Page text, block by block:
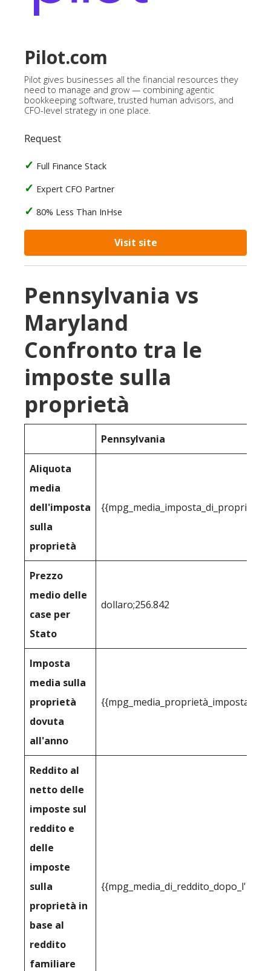
Pilot.com
Pilot gives businesses all the financial resources they
need to manage and grow — combining agentic
bookkeeping software, trusted human advisors, and
CFO-level strategy in one place.
Request
Full Finance Stack
Expert CFO Partner
80% Less Than InHse
Visit site
Pennsylvania vs
Maryland
Confronto tra le
imposte sulla
proprietà
Pennsylvania
Aliquota
media
dell'imposta
sulla
proprietà
Prezzo
medio delle
case per
Stato
dollaro;256.842
Imposta
media sulla
proprietà
dovuta
all'anno
Reddito al
netto delle
imposte sul
reddito e
delle
imposte
sulla
proprietà in
base al
reddito
familiare